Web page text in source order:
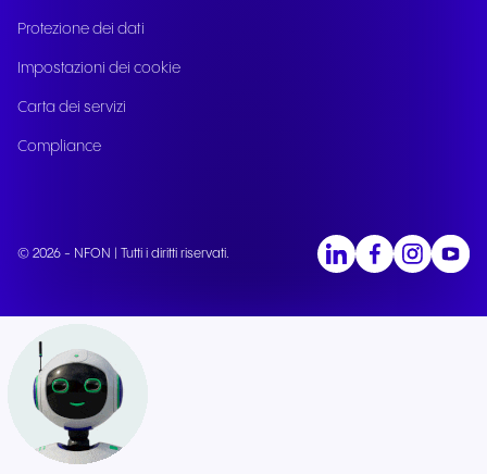
Protezione dei dati
Impostazioni dei cookie
Carta dei servizi
Compliance
© 2026 - NFON | Tutti i diritti riservati.